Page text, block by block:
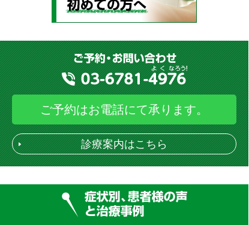
ご予約はお電話にて承ります。
診療案内はこちら